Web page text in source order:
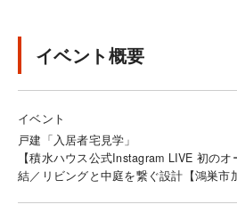
イベント概要
イベント
戸建「入居者宅見学」
【積水ハウス公式Instagram LIVE 初の
結／リビングと中庭を繋ぐ設計【鴻巣市